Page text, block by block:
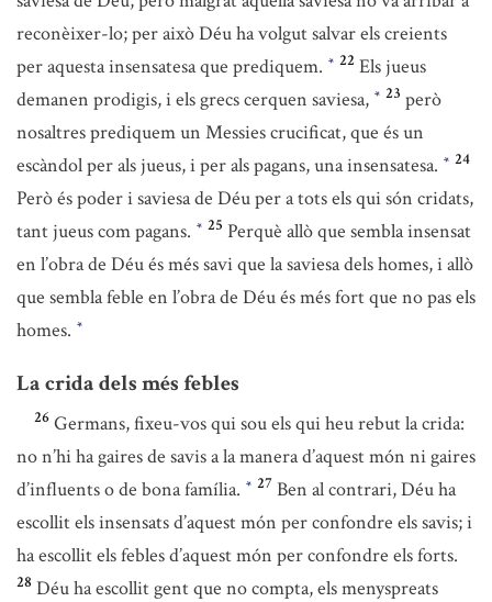
reconèixer-lo; per això Déu ha volgut salvar els creients
per aquesta insensatesa que prediquem. * 22 Els jueus
demanen prodigis, i els grecs cerquen saviesa, * 23 però
nosaltres prediquem un Messies crucificat, que és un
escàndol per als jueus, i per als pagans, una insensatesa. * 24
Però és poder i saviesa de Déu per a tots els qui són cridats,
tant jueus com pagans. * 25 Perquè allò que sembla insensat
en l’obra de Déu és més savi que la saviesa dels homes, i allò
que sembla feble en l’obra de Déu és més fort que no pas els
homes. *
La crida dels més febles
26 Germans, fixeu-vos qui sou els qui heu rebut la crida:
no n’hi ha gaires de savis a la manera d’aquest món ni gaires
d’influents o de bona família. * 27 Ben al contrari, Déu ha
escollit els insensats d’aquest món per confondre els savis; i
ha escollit els febles d’aquest món per confondre els forts.
28 Déu ha escollit gent que no compta, els menyspreats